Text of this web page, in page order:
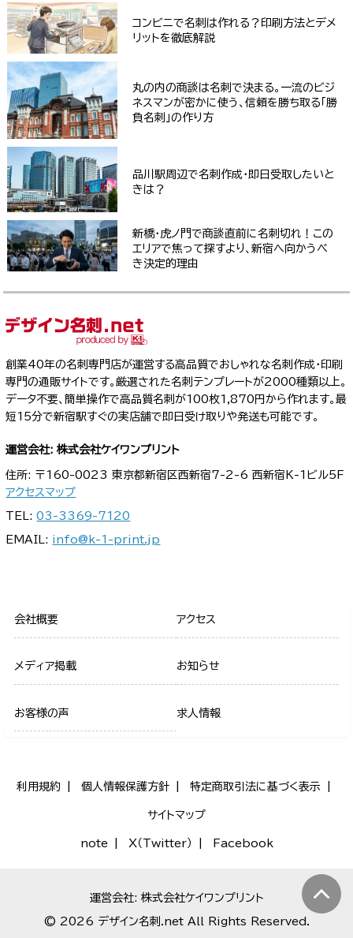
コンビニで名刺は作れる？印刷方法とデメ
リットを徹底解説
丸の内の商談は名刺で決まる。一流のビジ
ネスマンが密かに使う、信頼を勝ち取る「勝
負名刺」の作り方
品川駅周辺で名刺作成・即日受取したいと
きは？
新橋・虎ノ門で商談直前に名刺切れ！この
エリアで焦って探すより、新宿へ向かうべ
き決定的理由
創業40年の名刺専門店が運営する高品質でおしゃれな名刺作成・印刷
専門の通販サイトです。厳選された名刺テンプレートが2000種類以上。
データ不要、簡単操作で高品質名刺が100枚1,870円から作れます。最
短15分で新宿駅すぐの実店舗で即日受け取りや発送も可能です。
運営会社: 株式会社ケイワンプリント
住所: 〒160-0023 東京都新宿区西新宿7-2-6 西新宿K-1ビル5F
アクセスマップ
TEL:03-3369-7120
EMAIL: info@k-1-print.jp
会社概要 アクセス
メディア掲載 お知らせ
お客様の声 求人情報
利用規約 個人情報保護方針 特定商取引法に基づく表示
サイトマップ
note X（Twitter） Facebook
運営会社: 株式会社ケイワンプリント
© 2026 デザイン名刺.net All Rights Reserved.